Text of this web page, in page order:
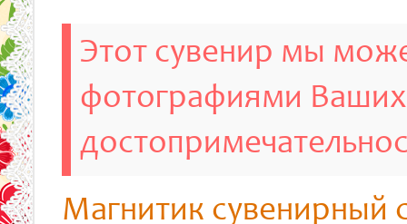
Этот сувенир мы
фотографиями Ваших
Магнитик сувенирный